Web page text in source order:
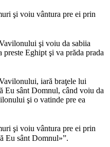
şi voiu vântura pre ei prin
şi voiu da sabiia
Eghipt şi va prăda prada
iară braţele lui
Eu sânt Domnul, când voiu da
şi o vatinde pre ea
şi voiu vântura pre ei prin
Eu sânt Domnul»”.